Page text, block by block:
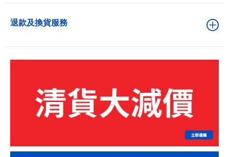
退款及換貨服務